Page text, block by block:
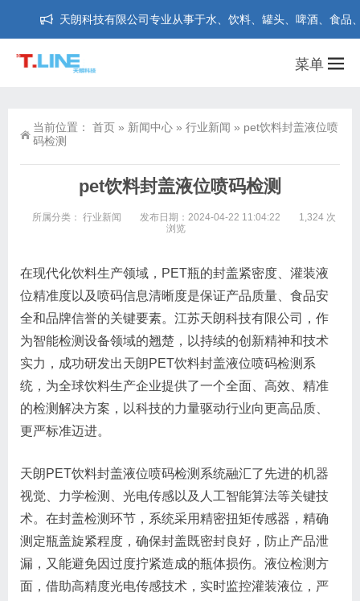
天朗科技有限公司专业从事于水、饮料、罐头、啤酒、食品
菜单
当前位置： 首页 » 新闻中心 » 行业新闻 » pet饮料封盖液位喷
码检测
pet饮料封盖液位喷码检测
所属分类： 行业新闻 发布日期：2024-04-22 11:04:22
1,324 次
浏览
在现代化饮料生产领域，PET瓶的封盖紧密度、灌装液
位精准度以及喷码信息清晰度是保证产品质量、食品安
全和品牌信誉的关键要素。江苏天朗科技有限公司，作
为智能检测设备领域的翘楚，以持续的创新精神和技术
实力，成功研发出天朗PET饮料封盖液位喷码检测系
统，为全球饮料生产企业提供了一个全面、高效、精准
的检测解决方案，以科技的力量驱动行业向更高品质、
更严标准迈进。
天朗PET饮料封盖液位喷码检测系统融汇了先进的机器
视觉、力学检测、光电传感以及人工智能算法等关键技
术。在封盖检测环节，系统采用精密扭矩传感器，精确
测定瓶盖旋紧程度，确保封盖既密封良好，防止产品泄
漏，又能避免因过度拧紧造成的瓶体损伤。液位检测方
面，借助高精度光电传感技术，实时监控灌装液位，严